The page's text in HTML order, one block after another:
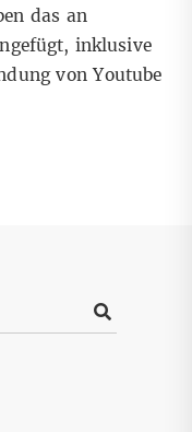
das an
inklusive
von Youtube